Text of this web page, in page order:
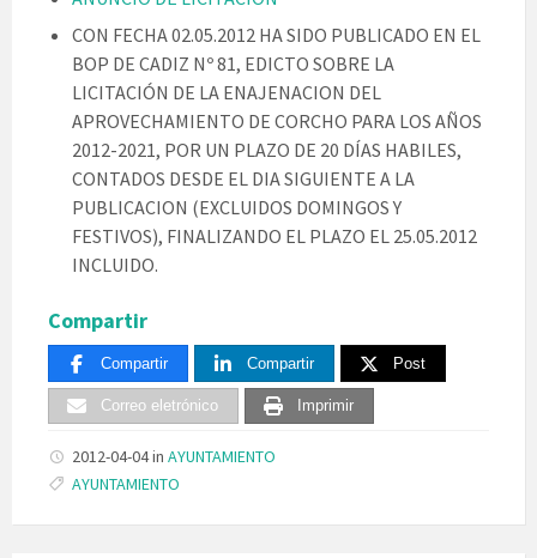
CON FECHA 02.05.2012 HA SIDO PUBLICADO EN EL
BOP DE CADIZ Nº 81, EDICTO SOBRE LA
LICITACIÓN DE LA ENAJENACION DEL
APROVECHAMIENTO DE CORCHO PARA LOS AÑOS
2012-2021, POR UN PLAZO DE 20 DÍAS HABILES,
CONTADOS DESDE EL DIA SIGUIENTE A LA
PUBLICACION (EXCLUIDOS DOMINGOS Y
FESTIVOS), FINALIZANDO EL PLAZO EL 25.05.2012
INCLUIDO.
Compartir
Compartir Compartir Post
Correo eletrónico Imprimir
2012-04-04in AYUNTAMIENTO
Tags:
AYUNTAMIENTO